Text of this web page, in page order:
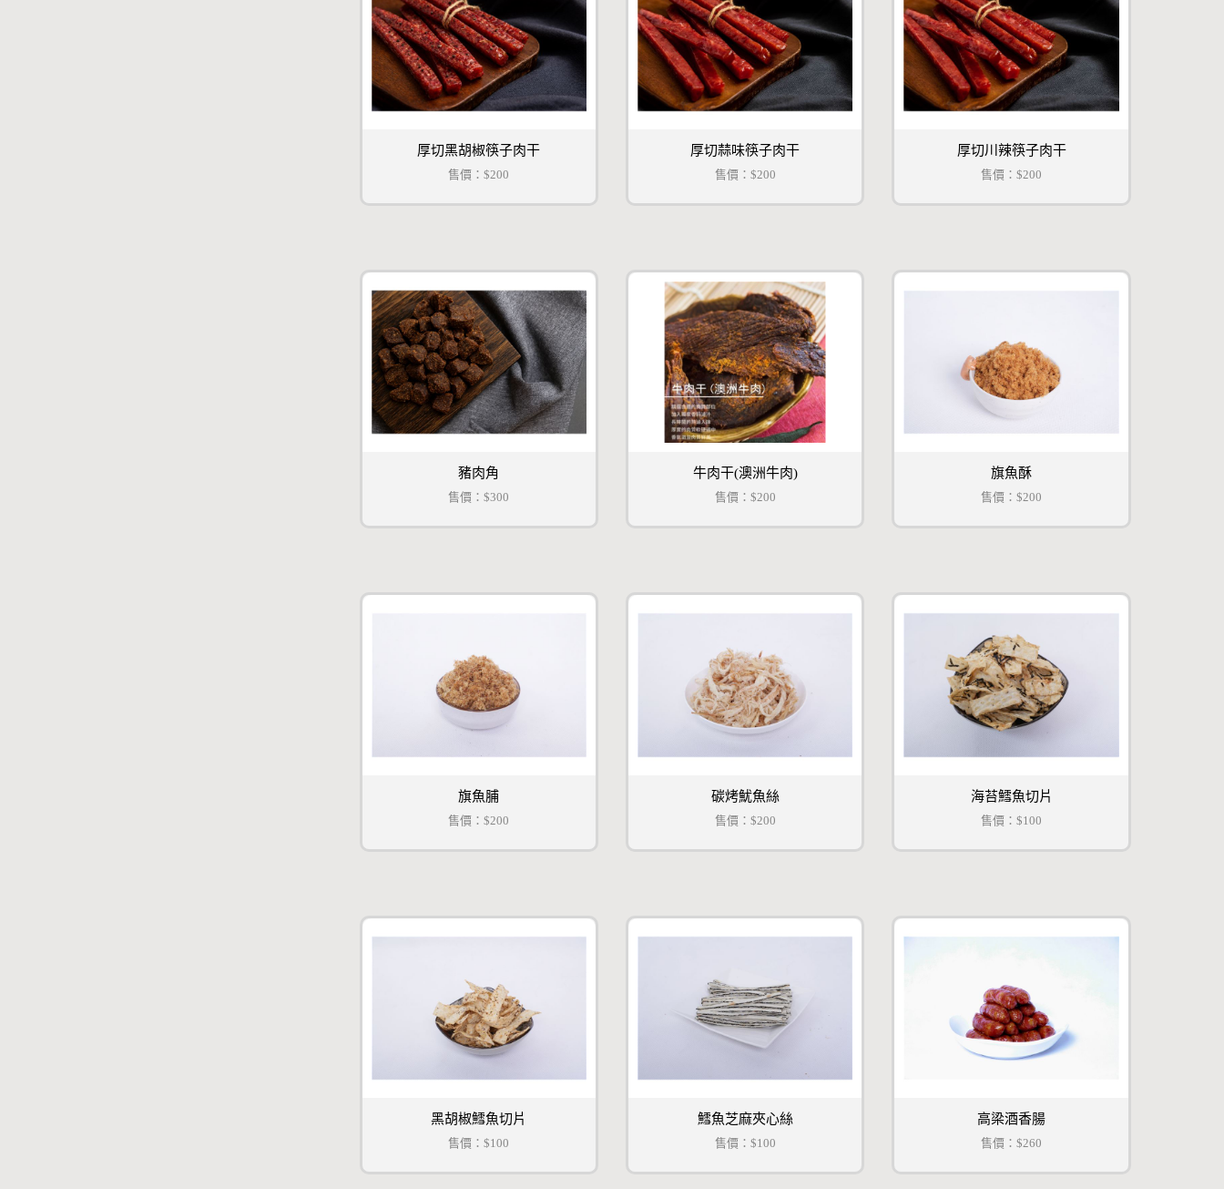
厚切黑胡椒筷子肉干
售價：$200
厚切蒜味筷子肉干
售價： $200
厚切川辣筷子肉干
售價：$200
豬肉角
售價：$300
牛肉干(澳洲牛肉)
售價： $200
旗魚酥
售價：$200
旗魚脯
售價：$200
碳烤魷魚絲
售價： $200
海苔鱈魚切片
售價：$100
黑胡椒鱈魚切片
售價：$100
鱈魚芝麻夾心絲
售價： $100
高梁酒香腸
售價：$260